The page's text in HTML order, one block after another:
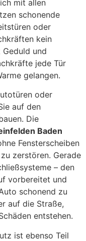
mit allen
schonende
oder
kein
und
jede Tür
gelangen.
oder
auf den
Die
Baden
Fensterscheiben
zerstören. Gerade
– den
vorbereitet und
schonend zu
auf die Straße,
entstehen.
ist ebenso Teil